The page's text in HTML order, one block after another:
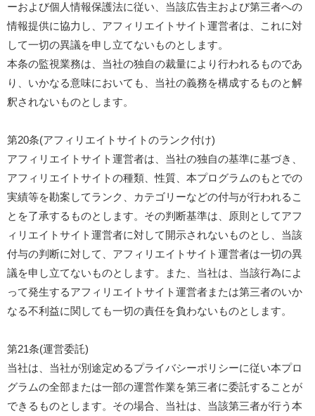
ーおよび個人情報保護法に従い、当該広告主および第三者への
情報提供に協力し、アフィリエイトサイト運営者は、これに対
して一切の異議を申し立てないものとします。
本条の監視業務は、当社の独自の裁量により行われるものであ
り、いかなる意味においても、当社の義務を構成するものと解
釈されないものとします。
第20条(アフィリエイトサイトのランク付け)
アフィリエイトサイト運営者は、当社の独自の基準に基づき、
アフィリエイトサイトの種類、性質、本プログラムのもとでの
実績等を勘案してランク、カテゴリーなどの付与が行われるこ
とを了承するものとします。その判断基準は、原則としてアフ
ィリエイトサイト運営者に対して開示されないものとし、当該
付与の判断に対して、アフィリエイトサイト運営者は一切の異
議を申し立てないものとします。また、当社は、当該行為によ
って発生するアフィリエイトサイト運営者または第三者のいか
なる不利益に関しても一切の責任を負わないものとします。
第21条(運営委託)
当社は、当社が別途定めるプライバシーポリシーに従い本プロ
グラムの全部または一部の運営作業を第三者に委託することが
できるものとします。その場合、当社は、当該第三者が行う本